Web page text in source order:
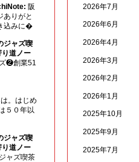
阪
ありがと
込みに�
ジャズ喫
道ノー
❷創業51
。はじめ
５０年以
ジャズ喫
道ノー
ャズ喫茶
2026年7月
2026年6月
2026年4月
2026年3月
2026年2月
2026年1月
2025年10月
2025年9月
2025年7月